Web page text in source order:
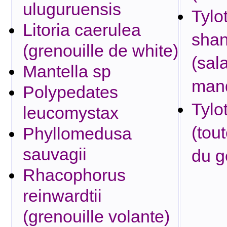
uluguruensis
Litoria caerulea
(grenouille de white)
Mantella sp
Polypedates
leucomystax
Phyllomedusa
sauvagii
Rhacophorus
reinwardtii
(grenouille volante)
du